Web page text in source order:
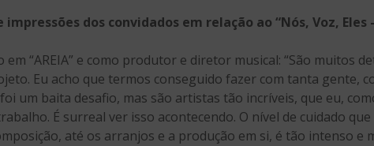
dos convidados em relação ao “Nós, Voz, Eles
em “AREIA” e como produtor e diretor musical: “São muitos
Eu acho que termos conseguido fazer com tanta gente,
um baita desafio, mas são artistas tão incríveis, que eu,
É surreal ver isso acontecendo. O nível de cuidado que
até os arranjos e a produção em si, é tão intenso e